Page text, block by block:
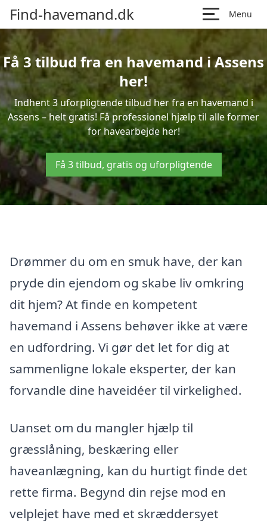
Find-havemand.dk Menu
Få 3 tilbud fra en havemand i Assens
her!
Indhent 3 uforpligtende tilbud her fra en havemand i
Assens – helt gratis! Få professionel hjælp til alle former
for havearbejde her!
Få 3 tilbud, gratis og uforpligtende
Drømmer du om en smuk have, der kan
pryde din ejendom og skabe liv omkring
dit hjem? At finde en kompetent
havemand i Assens behøver ikke at være
en udfordring. Vi gør det let for dig at
sammenligne lokale eksperter, der kan
forvandle dine haveidéer til virkelighed.
Uanset om du mangler hjælp til
græsslåning, beskæring eller
haveanlægning, kan du hurtigt finde det
rette firma. Begynd din rejse mod en
velplejet have med et skræddersyet